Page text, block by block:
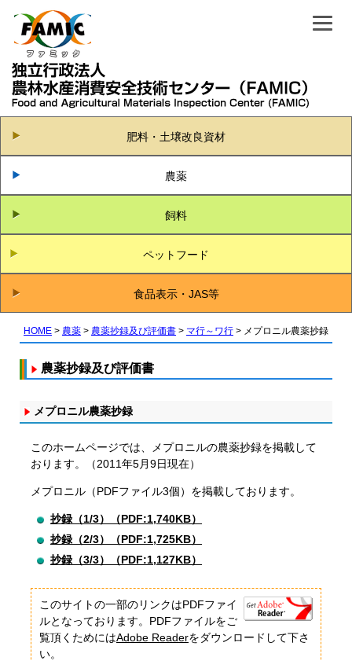
肥料・土壌改良資材
農薬
飼料
ペットフード
食品表示・JAS等
HOME 農薬 農薬抄録及び評価書 マ行～ワ行 メプロニル農薬抄録
農薬抄録及び評価書
メプロニル農薬抄録
このホームページでは、メプロニルの農薬抄録を掲載して
おります。（2011年5月9日現在）
メプロニル（PDFファイル3個）を掲載しております。
抄録（1/3）（PDF:1,740KB）
抄録（2/3）（PDF:1,725KB）
抄録（3/3）（PDF:1,127KB）
このサイトの一部のリンクはPDFファイ
ルとなっております。PDFファイルをご
覧頂くためにはAdobe Readerをダウンロードして下さ
い。